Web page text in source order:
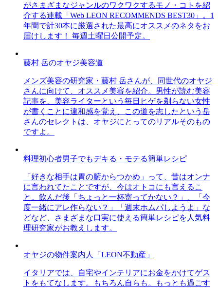
がさまざまなジャンルのワクワクするモノ・コトを紹
介する連載「Web LEON RECOMMENDS BEST30」。1
年間で計30本に厳選された最高にオススメのネタをお
届けします！ 毎週土曜日公開予定。
藤村 岳のオヤジ美容道
メンズ美容の研究家・藤村 岳さんが、同世代のオヤジ
さんに向けて、オススメ美容を紹介。男性が読む美容
記事を、美容ライターという毎日ヒゲを剃らない女性
が書くことに違和感を覚え、この道を志したという岳
さんのセレクトは、オヤジにとってのリアルそのもの
ですよ。
料理初心者男子でもデキる・モテる簡単レシピ
「好きな相手は胃の腑からつかめ」って、昔はオンナ
に言われてたことですが、今はオトコにも言えるこ
と。飲んだ後「ちょっと一杯寄ってかない？」、「今
度一緒にアレ作らない？」「週末ホムパしようよ」な
どなど、さまざまな口実に使える簡単レシピを人気料
理研究家がお教えします。
オヤジの物件案内人「LEON不動産」
イタリアでは、自宅やインテリアにお金をかけてゲス
トをもてなします。もちろん自らも。もっとも過ごす